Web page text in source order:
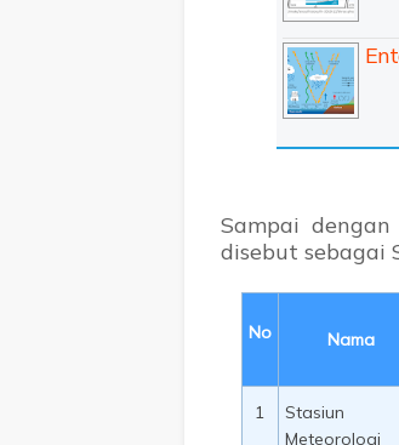
Sampai
disebut sebagai
No Nama
1
Stasiun
Meteorologi